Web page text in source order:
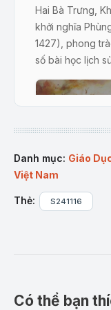
Hai Bà Trưng,
khởi nghĩa
1427), phong
số bài học lịch
Mô tả sản
Danh mục: Giáo
Việt Nam
Thẻ: S241116
Có thể bạn